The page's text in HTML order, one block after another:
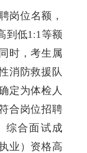
岗位名额，
到低1:1等额
时，考生属
消防救援队
定为体检 人
合岗位招聘
综合面试成
业）资格高